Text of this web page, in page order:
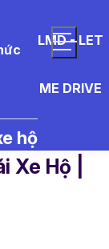
LMD - LET
ME DRIVE
hộ
Xe Hộ |